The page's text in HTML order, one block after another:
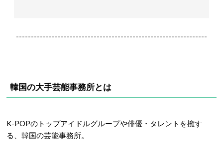
----------------------------------------------------------------
韓国の大手芸能事務所とは
K-POPのトップアイドルグループや俳優・タレントを擁す
る、韓国の芸能事務所。